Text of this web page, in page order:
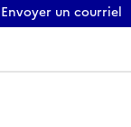
Envoyer un courriel